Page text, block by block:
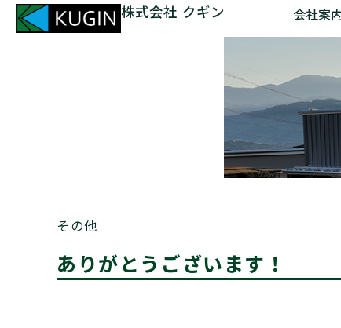
株式会社 クギン 会社案
その他
ありがとうございます！